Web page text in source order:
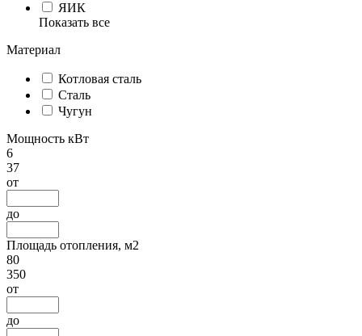
ЯИК
Показать все
Материал
Котловая сталь
Сталь
Чугун
Мощность кВт
6
37
от
до
Площадь отопления, м2
80
350
от
до